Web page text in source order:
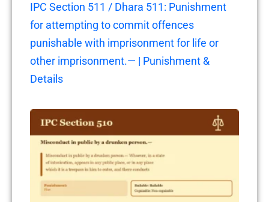
IPC Section 511 / Dhara 511: Punishment
for attempting to commit offences
punishable with imprisonment for life or
other imprisonment.— | Punishment &
Details